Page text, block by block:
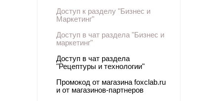
Доступ к разделу "Бизнес и
Маркетинг"
Доступ в чат раздела "Бизнес и
маркетинг"
Доступ в чат раздела
"Рецептуры и технологии"
Промокод от магазина foxclab.ru
и от магазинов-партнеров